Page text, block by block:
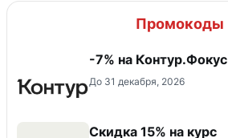
Промокоды
-7% на Контур.Фокус
До 31 декабря, 2026
Скидка 15% на курс